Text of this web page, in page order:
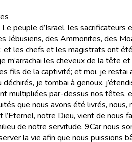
peuple d’Israël, les
Jébusiens, des Ammonites, des
les chefs et les magistrats ont
les cheveux de la tête
fils de la captivité; et moi, je restai
je tombai à genoux,
multipliées par-dessus nos têtes,
que nous avons été livrés,
l’Eternel, notre Dieu, vient de nous
de notre servitude. 9Car nous
la vie afin que nous